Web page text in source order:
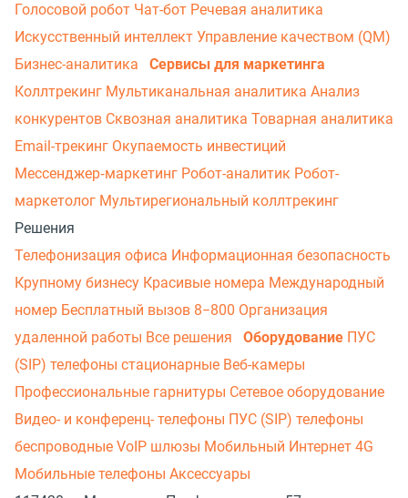
Голосовой робот Чат-бот Речевая аналитика
Искусственный интеллект Управление качеством (QM)
Бизнес-аналитика
Сервисы для маркетинга
Коллтрекинг Мультиканальная аналитика Анализ
конкурентов Сквозная аналитика Товарная аналитика
Email-трекинг Окупаемость инвестиций
Мессенджер‑маркетинг Робот-аналитик Робот-
маркетолог Мультирегиональный коллтрекинг
Решения
Телефонизация офиса Информационная безопасность
Крупному бизнесу Красивые номера Международный
номер Бесплатный вызов 8−800 Организация
удаленной работы Все решения Оборудование ПУС
(SIP) телефоны стационарные Веб-камеры
Профессиональные гарнитуры Сетевое оборудование
Видео- и конференц- телефоны ПУС (SIP) телефоны
беспроводные VoIP шлюзы Мобильный Интернет 4G
Мобильные телефоны Аксессуары